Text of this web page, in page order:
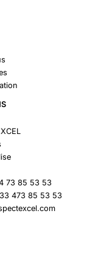
73 85 53 53
473 85 53 53